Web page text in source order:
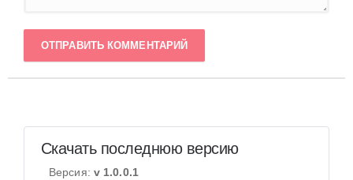
ОТПРАВИТЬ КОММЕНТАРИЙ
Скачать последнюю версию
Версия: v 1.0.0.1